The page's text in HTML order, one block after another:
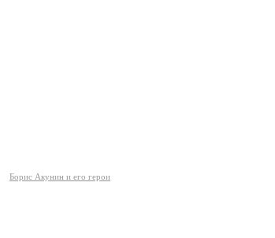
Борис Акунин и его герои